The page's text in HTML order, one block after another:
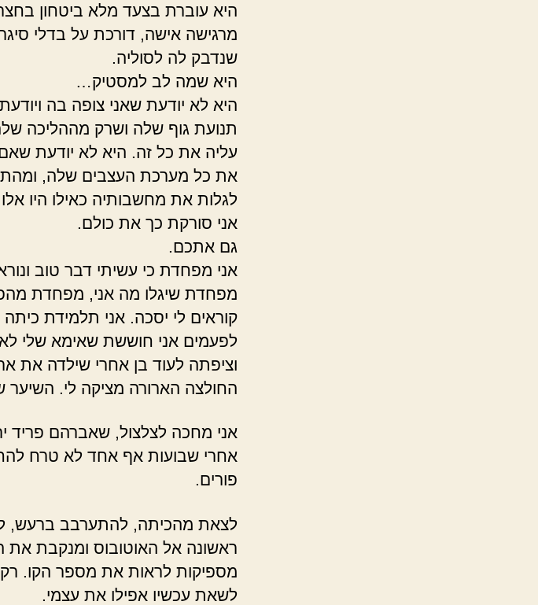
היא עוברת בצעד מלא ביטחון
מרגישה אישה, דורכת על בדלי
שנדבק לה לסוליה.
היא שמה לב למסטיק…
היא לא יודעת שאני צופה בה
תנועת גוף שלה ושרק מההליכה
עליה את כל זה. היא לא יודעת
את כל מערכת העצבים שלה,
לגלות את מחשבותיה כאילו היו
אני סורקת כך את כולם.
גם אתכם.
אני מפחדת כי עשיתי דבר טוב
מפחדת שיגלו מה אני, מפחדת
קוראים לי יסכה. אני תלמידת
לפעמים אני חוששת שאימא שלי לא
וציפתה לעוד בן אחרי שילדה את
החולצה הארורה מציקה לי.
אני מחכה לצלצול, שאברהם פריד
אחרי שבועות אף אחד לא טרח
פורים.
לצאת מהכיתה, להתערבב ברעש,
ראשונה אל האוטובוס ומנקבת את
מספיקות לראות את מספר הקו. רק
לשאת עכשיו אפילו את עצמי.